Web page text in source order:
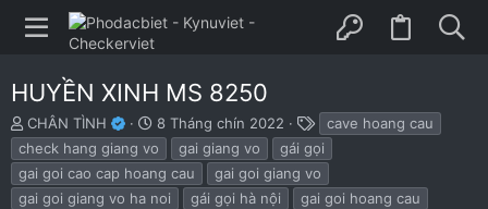
HUYỀN XINH MS 8250
B
ắ
t
đ
ầ
CHÂN TÌNH
N
g
à
y
b
8 Tháng chín 2022
h
ẻ
cave hoang cau
check hang giang vo
gai giang vo
gái gọi
gai goi cao cap hoang cau
gai goi giang vo
gai goi giang vo ha noi
gái gọi hà nội
gai goi hoang cau